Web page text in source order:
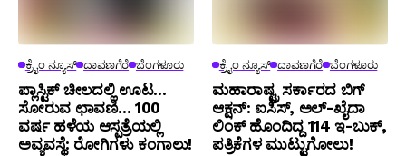
ಕ್ರೈಂ ನ್ಯೂಸ್ ದಾವಣಗೆರೆ ಬೆಂಗಳೂರು
ಪ್ಲಾಸ್ಟಿಕ್ ಚೀಲದಲ್ಲಿ ಊಟ…
ಸೋರುವ ಛಾವಣಿ… 100
ವರ್ಷ ಹಳೆಯ ಆಸ್ಪತ್ರೆಯಲ್ಲಿ
ಅವ್ಯವಸ್ಥೆ: ರೋಗಿಗಳು ಕಂಗಾಲು!
ಕ್ರೈಂ ನ್ಯೂಸ್ ದಾವಣಗೆರೆ ಬೆಂಗಳೂರು
ಮಹಾರಾಷ್ಟ್ರ ಸರ್ಕಾರದ ಬಿಗ್
ಆಕ್ಷನ್: ಐಸಿಸ್, ಅಲ್-ಖೈದಾ
ಲಿಂಕ್ ಹೊಂದಿದ್ದ 114 ಇ-ಬುಕ್,
ಪತ್ರಿಕೆಗಳ ಮುಟ್ಟುಗೋಲು!